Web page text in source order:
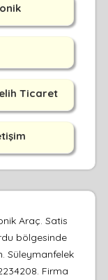
Ticaret
Araç. Satis
bölgesinde
Süleymanfelek
Firma